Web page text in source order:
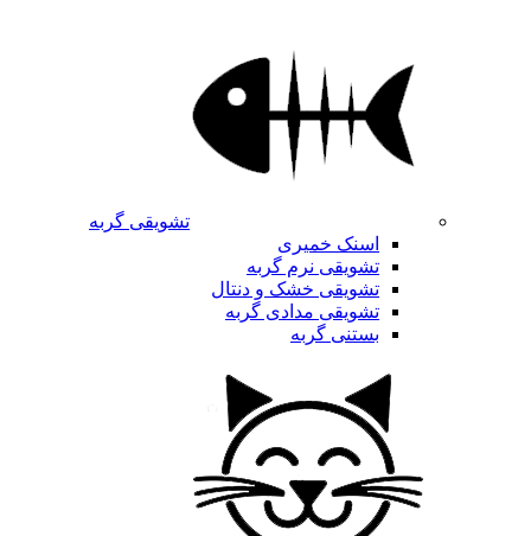
تشویقی گربه
اسنک خمیری
تشویقی نرم گربه
تشویقی خشک و دنتال
تشویقی مدادی گربه
بستنی گربه